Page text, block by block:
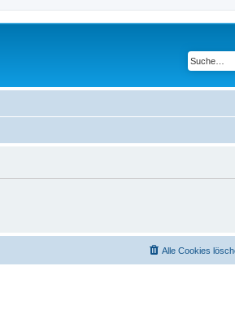
Alle Cookies